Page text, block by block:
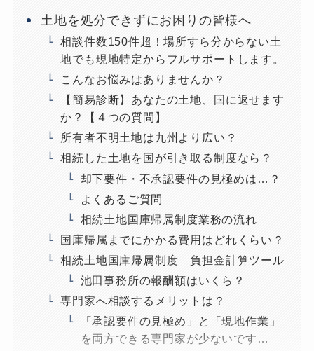
土地を処分できずにお困りの皆様へ
相談件数150件超！場所すら分からない土
地でも現地特定からフルサポートします。
こんなお悩みはありませんか？
【簡易診断】あなたの土地、国に返せます
か？【４つの質問】
所有者不明土地は九州より広い？
相続した土地を国が引き取る制度なら？
却下要件・不承認要件の見極めは…？
よくあるご質問
相続土地国庫帰属制度業務の流れ
国庫帰属までにかかる費用はどれくらい？
相続土地国庫帰属制度 負担金計算ツール
池田事務所の報酬額はいくら？
専門家へ相談するメリットは？
「承認要件の見極め」と「現地作業」
を両方できる専門家が少ないです…